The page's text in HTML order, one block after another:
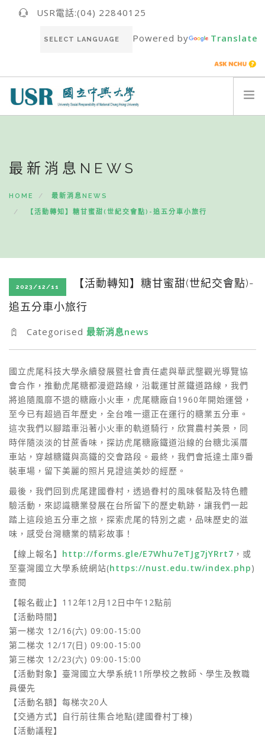
USR電話:(04) 22840125
Powered by Translate
USR團隊USR TEAM
推動成果RESULT
永續報告書SUSTAINABILITY REPORT
最新消息NEWS
HOME 最新消息NEWS
【活動轉知】糖甘蜜甜(世紀交會點)-追五分車小旅行
2023/12/11
【活動轉知】糖甘蜜甜(世紀交會點)-
追五分車小旅行
Categorised 最新消息news
國立虎尾科技大學永續發展暨社會責任處與華武壟觀光導覽協
會合作，推動虎尾糖都漫遊路線，沿載運甘蔗鐵道路線，我們
將追隨風靡不退的糖廠小火車，虎尾糖廠自1960年開始運營，
至今已有超過百年歷史，全台唯一還正在運行的糖業五分車。
這次我們以腳踏車沿著小火車的軌道騎行，欣賞農村美景，同
時伴隨淡淡的甘蔗香味，探訪虎尾糖廠鐵道沿線的台糖北溪厝
車站，穿越糖鐵與高鐵的交會路段。最終，我們會抵達土庫9番
裝車場，留下美麗的照片見證這美妙的經歷。
最後，我們回到虎尾建國眷村，透過眷村的風味餐點及特色體
驗活動，來認識糖業發展在台所留下的歷史軌跡，讓我們一起
踏上這段追五分車之旅，探索虎尾的特別之處，品味歷史的滋
味，感受台灣糖業的精彩故事！
【線上報名】 http://forms.gle/E7Whu7eTJg7jYRrt7 ，或
至臺灣國立大學系統網站(https://nust.edu.tw/index.php)
查閱
【報名截止】112年12月12日中午12點前
【活動時間】
第一梯次 12/16(六) 09:00-15:00
第二梯次 12/17(日) 09:00-15:00
第三梯次 12/23(六) 09:00-15:00
【活動對象】臺灣國立大學系統11所學校之教師、學生及教職
員優先
【活動名額】每梯次20人
【交通方式】自行前往集合地點(建國眷村丁棟)
【活動議程】